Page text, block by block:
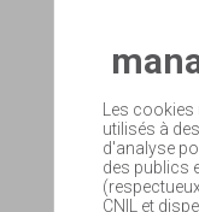
Les
utilisés à
d'analyse
des publics
CNIL et